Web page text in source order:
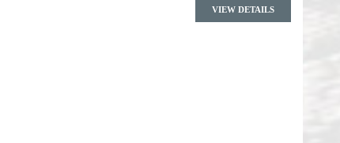
VIEW DETAILS